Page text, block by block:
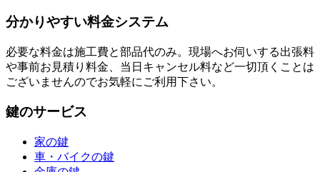
分かりやすい料金システム
必要な料金は施工費と部品代のみ。現場へお伺いする出張料
や事前お見積り料金、当日キャンセル料など一切頂くことは
ございませんのでお気軽にご利用下さい。
鍵のサービス
家の鍵
車・バイクの鍵